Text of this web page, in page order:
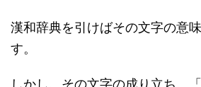
漢和辞典を引けばその文字の意
す。
しかし、その文字の成り立ち、